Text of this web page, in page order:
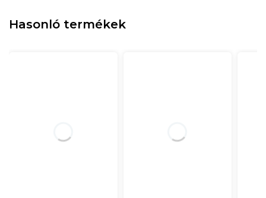
Hasonló termékek